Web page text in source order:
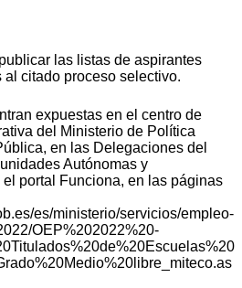
las listas de aspirantes
citado proceso selectivo.
expuestas en el centro de
del Ministerio de Política
en las Delegaciones del
Autónomas y
portal Funciona, en las páginas
es/ministerio/servicios/empleo-
OEP%202022%20-